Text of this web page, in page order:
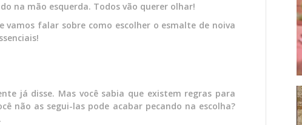
na mão esquerda. Todos vão querer olhar!
vamos falar sobre como escolher o esmalte de noiva
já disse. Mas você sabia que existem regras para
não as segui-las pode acabar pecando na escolha?